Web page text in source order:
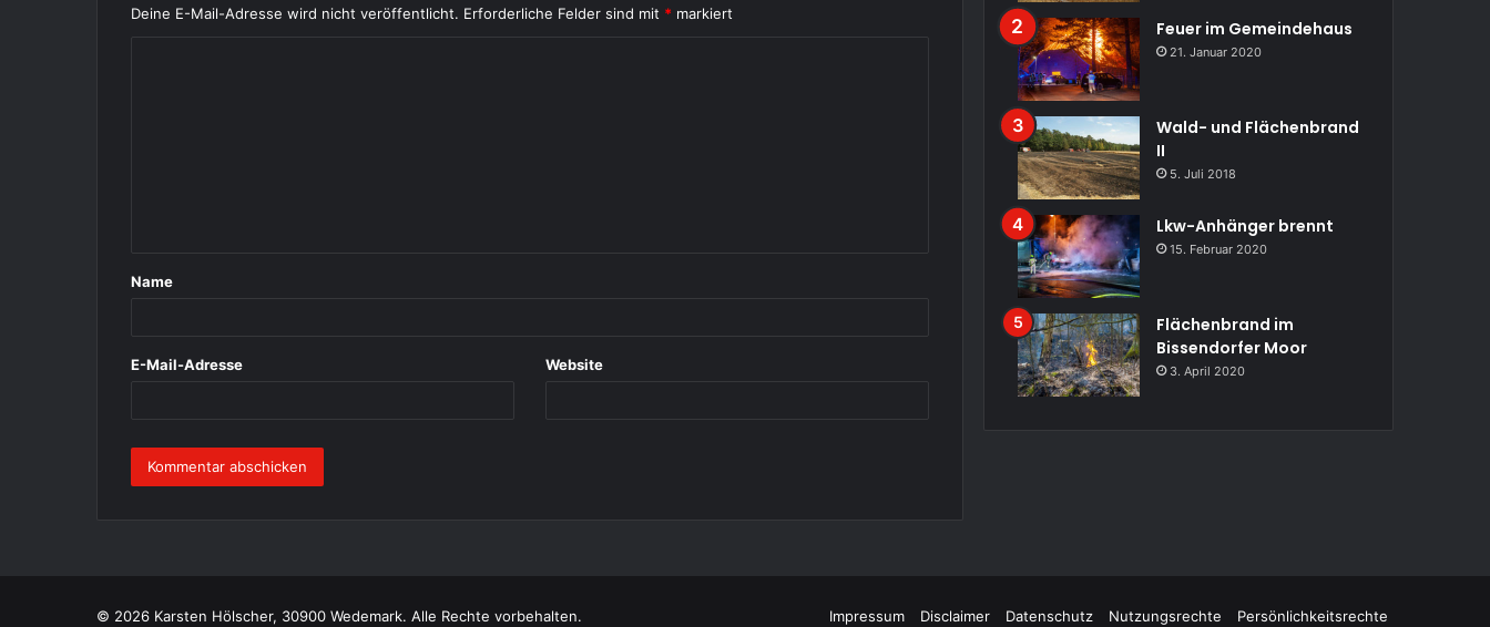
Deine E-Mail-Adresse wird nicht veröffentlicht. Erforderliche Felder sind mit * markiert
a
Name
E-Mail-Adresse Website
Feuer im Gemeindehaus
21. Januar 2020
Wald- und Flächenbrand
II
5. Juli 2018
Lkw-Anhänger brennt
15. Februar 2020
Flächenbrand im
Bissendorfer Moor
3. April 2020
© 2026 Karsten Hölscher, 30900 Wedemark. Alle Rechte vorbehalten. Impressum Disclaimer Datenschutz Nutzungsrechte Persönlichkeitsrechte